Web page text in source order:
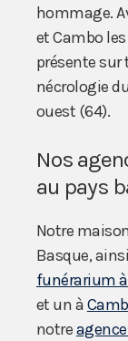
hommage.
et Cambo
présente sur
nécrologie
ouest (64).
Nos
au pays
Notre
Basque,
funérarium
et un à
notre